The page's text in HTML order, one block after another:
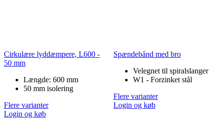
Cirkulære lyddæmpere, L600 -
50 mm
Længde: 600 mm
50 mm isolering
Flere varianter
Login og køb
Spændebånd med bro
Velegnet til spiralslanger
W1 - Forzinket stål
Flere varianter
Login og køb